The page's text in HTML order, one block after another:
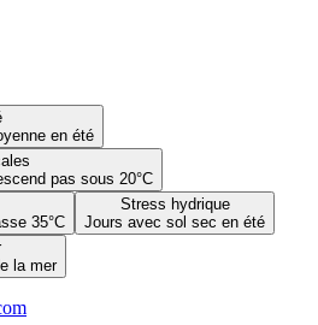
en été
pas sous 20°C
35°C
Stress hydrique
Jours avec sol sec en été
la mer